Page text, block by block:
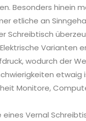
Besonders hinein
etliche an
Schreibtisch
Varianten
wodurch der
etwaig
Monitore,
Vernal